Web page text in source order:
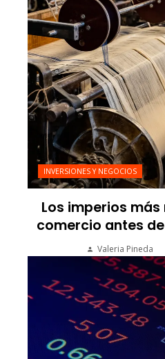
INVERSIONES Y NEGOCIOS
Los imperios
comercio antes
Valeria Pineda